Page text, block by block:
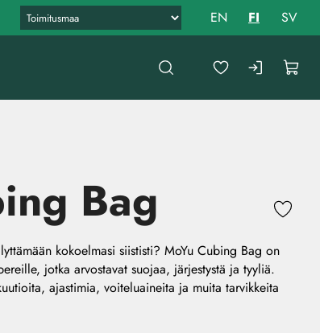
EN FI SV
Bag
kokoelmasi siististi? MoYu Cubing Bag on
jotka arvostavat suojaa, järjestystä ja tyyliä.
ajastimia, voiteluaineita ja muita tarvikkeita